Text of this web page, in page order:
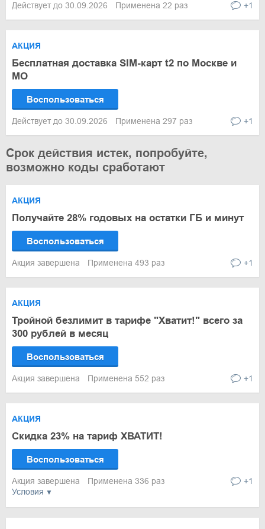
Действует до 30.09.2026 Применена 22 раз +1
АКЦИЯ
Бесплатная доставка SIM-карт t2 по Москве и
МО
Воспользоваться
Действует до 30.09.2026 Применена 297 раз +1
Срок действия истек, попробуйте,
возможно коды сработают
АКЦИЯ
Получайте 28% годовых на остатки ГБ и минут
Воспользоваться
Акция завершена Применена 493 раз +1
АКЦИЯ
Тройной безлимит в тарифе "Хватит!" всего за
300 рублей в месяц
Воспользоваться
Акция завершена Применена 552 раз +1
Условия
АКЦИЯ
Скидка 23% на тариф ХВАТИТ!
Воспользоваться
Акция завершена Применена 336 раз +1